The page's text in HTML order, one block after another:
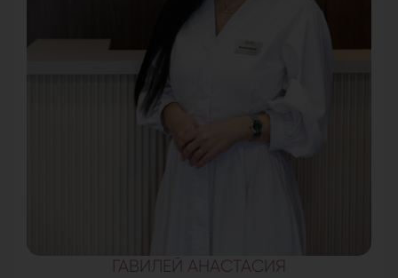
ГАВИЛЕЙ АНАСТАСИЯ